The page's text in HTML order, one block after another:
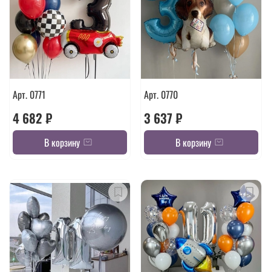
Арт. 0771
4 682 ₽
В корзину
Арт. 0770
3 637 ₽
В корзину